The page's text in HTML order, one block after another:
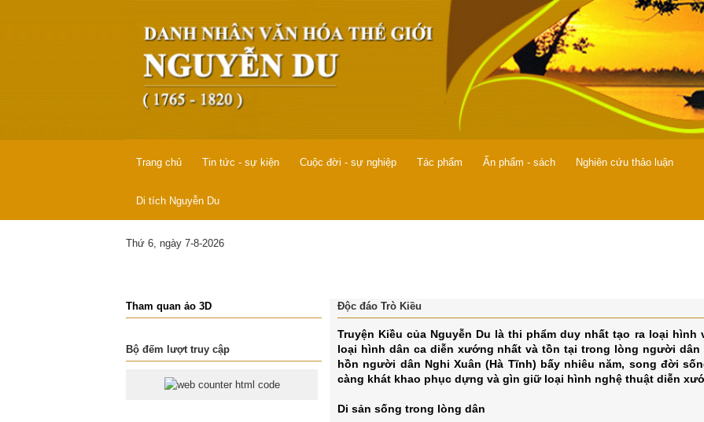
Trang chủ Tin tức - sự kiện Cuộc đời - sự nghiệp Tác phẩm Ấn phẩm - sách Nghiên cứu thảo luận
Di tích Nguyễn Du
Thứ 6, ngày 7-8-2026
Tham quan ảo 3D
Bộ đếm lượt truy cập
Độc đáo Trò Kiều
Truyện Kiều của Nguyễn Du là thi phẩm duy nhất tạo ra loại
loại hình dân ca diễn xướng nhất và tồn tại trong lòng người dân
hồn người dân Nghi Xuân (Hà Tĩnh) bấy nhiêu năm, song đời
càng khát khao phục dựng và gìn giữ loại hình nghệ thuật diễn
Di sản sống trong lòng dân